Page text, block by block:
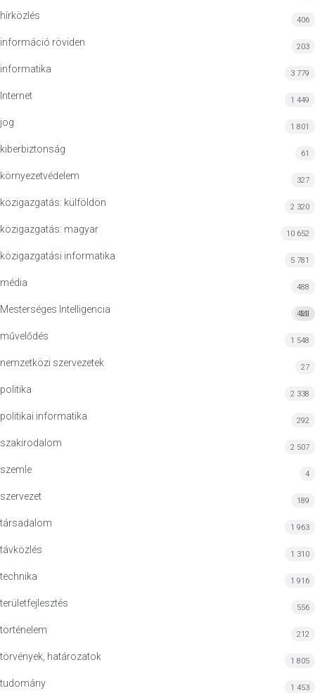
hírközlés 406
információ röviden 203
informatika 3 779
Internet 1 449
jog 1 801
kiberbiztonság 61
környezetvédelem 327
közigazgatás: külföldön 2 320
közigazgatás: magyar 10 652
közigazgatási informatika 5 781
média 488
Mesterséges Intelligencia MI
422
művelődés 1 548
nemzetközi szervezetek 27
politika 2 338
politikai informatika 292
szakirodalom 2 507
szemle 4
szervezet 189
társadalom 1 963
távközlés 1 310
technika 1 916
területfejlesztés 556
történelem 212
törvények, határozatok 1 805
tudomány 1 453